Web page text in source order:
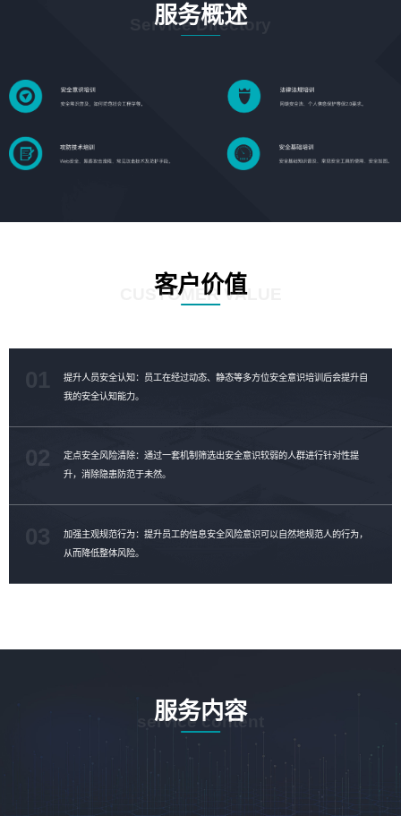
服务概述
Service Directory
客户价值
CUSTOMER VALUE
提升人员安全认知：员工在经过动态、静态等多方位安全意识培训后会提升自
我的安全认知能力。
定点安全风险清除：通过一套机制筛选出安全意识较弱的人群进行针对性提
升，消除隐患防范于未然。
02
加强主观规范行为：提升员工的信息安全风险意识可以自然地规范人的行为，
从而降低整体风险。
03
服务内容
service content